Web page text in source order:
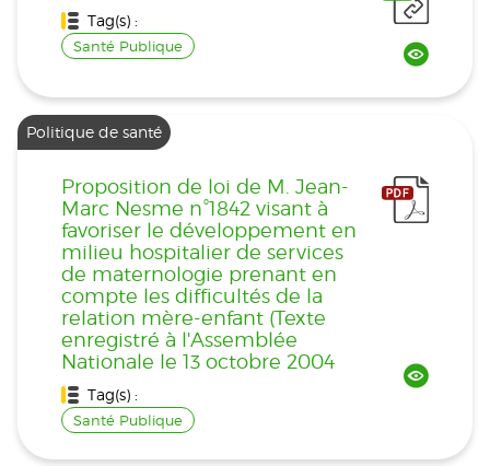
Tag(s) :
Santé Publique
Politique de santé
Proposition de loi de M. Jean-
Marc Nesme n°1842 visant à
favoriser le développement en
milieu hospitalier de services
de maternologie prenant en
compte les difficultés de la
relation mère-enfant (Texte
enregistré à l'Assemblée
Nationale le 13 octobre 2004
Tag(s) :
Santé Publique